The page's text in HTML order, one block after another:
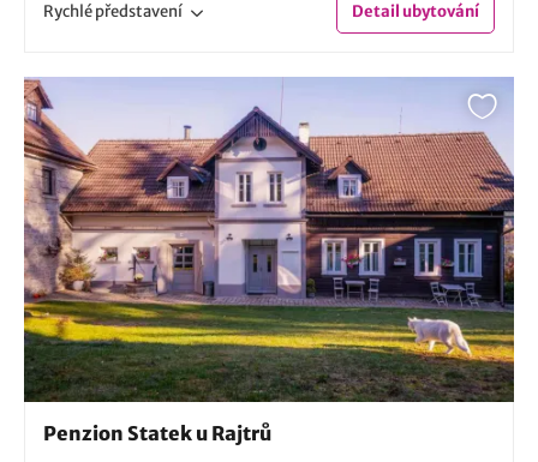
Rychlépředstavení Detailubytování
Penzion Statek u Rajtrů